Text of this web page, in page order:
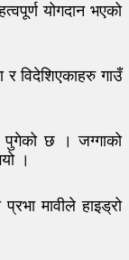
योगदान भएको
विदेशिएकाहरु गाउँ
पुगेको छ । जग्गाको
।
मावीले हाइड्रो